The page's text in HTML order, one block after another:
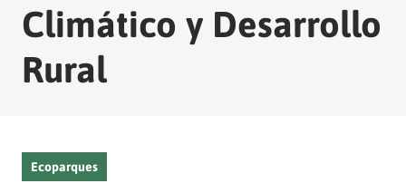
Climático y Desarrollo
Rural
Tipo
Ecoparques